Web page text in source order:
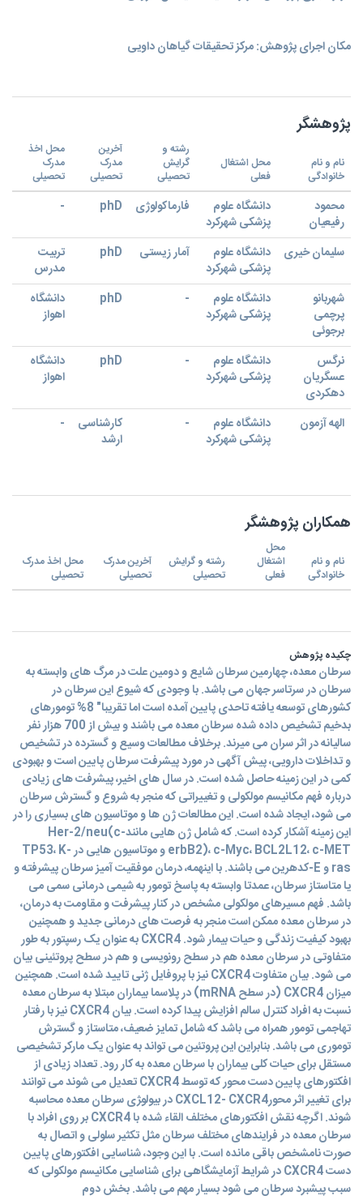
مکان اجرای پژوهش: مرکز تحقیقات گیاهان داویی
پژوهشگر
نام و نام
خانوادگی
محل اشتغال
فعلی
رشته و
گرایش
تحصیلی
آخرین
مدرک
تحصیلی
محل اخذ
مدرک
تحصیلی
محمود
رفیعیان
دانشگاه علوم
پزشکی شهرکرد
فارماکولوژی phD
-
سلیمان خیری
دانشگاه علوم
پزشکی شهرکرد
آمار زیستی phD
تربیت
مدرس
شهربانو
پرچمی
برجوئی
دانشگاه علوم
پزشکی شهرکرد
-
phD
دانشگاه
اهواز
نرگس
عسگریان
دهکردی
دانشگاه علوم
پزشکی شهرکرد
-
phD
دانشگاه
اهواز
الهه آزمون
دانشگاه علوم
پزشکی شهرکرد
-
کارشناسی
ارشد
-
همکاران پژوهشگر
نام و نام
خانوادگی
محل
اشتغال
فعلی
رشته و گرایش
تحصیلی
آخرین مدرک
تحصیلی
محل اخذ مدرک
تحصیلی
چکیده پژوهش
سرطان معده، چهارمین سرطان شایع و دومین علت در مرگ های وابسته به
سرطان در سرتاسر جهان می باشد. با وجودی که شیوع این سرطان در
کشورهای توسعه یافته تاحدی پایین آمده است اما تقریبا" 8% تومورهای
بدخیم تشخیص داده شده سرطان معده می باشند و بیش از 700 هزار نفر
سالیانه در اثر سران می میرند. برخلاف مطالعات وسیع و گسترده در تشخیص
و تداخلات دارویی، پیش آگهی در مورد پیشرفت سرطان پایین است و بهبودی
کمی در این زمینه حاصل شده است. در سال های اخیر، پیشرفت های زیادی
درباره فهم مکانیسم مولکولی و تغییراتی که منجر به شروع و گسترش سرطان
می شود، ایجاد شده است. این مطالعات ژن ها و موتاسیون های بسیاری را در
این زمینه آشکار کرده است. که شامل ژن هایی مانندHer-2/neu(c-
erbB2)، c-Myc، BCL2L12، c-MET و موتاسیون هایی در TP53، K-
ras و E-کدهرین می باشند. با اینهمه، درمان موفقیت آمیز سرطان پیشرفته و
یا متاستاز سرطان، عمدتا وابسته به پاسخ تومور به شیمی درمانی سمی می
باشد. فهم مسیرهای مولکولی مشخص در کنار پیشرفت و مقاومت به درمان،
در سرطان معده ممکن است منجر به فرصت های درمانی جدید و همچنین
بهبود کیفیت زندگی و حیات بیمار شود. CXCR4 به عنوان یک رسپتور به طور
متفاوتی در سرطان معده هم در سطح رونویسی و هم در سطح پروتئینی بیان
می شود. بیان متفاوت CXCR4 نیز با پروفایل ژنی تایید شده است. همچنین
میزان CXCR4 (در سطح mRNA) در پلاسما بیماران مبتلا به سرطان معده
نسبت به افراد کنترل سالم افزایش پیدا کرده است. بیان CXCR4 نیز با رفتار
تهاجمی تومور همراه می باشد که شامل تمایز ضعیف، متاستاز و گسترش
توموری می باشد. بنابراین این پروتئین می تواند به عنوان یک مارکر تشخیصی
مستقل برای حیات کلی بیماران با سرطان معده به کار رود. تعداد زیادی از
افکتورهای پایین دست محور که توسط CXCR4 تعدیل می شوند می توانند
برای تغییر اثر محورCXCL12- CXCR4 در بیولو‍ژی سرطان معده محاسبه
شوند. اگرچه نقش افکتورهای مختلف القاء شده با CXCR4 بر روی افراد با
سرطان معده در فرایندهای مختلف سرطان مثل تکثیر سلولی و اتصال به
صورت نامشخص باقی مانده است. با این وجود، شناسایی افکتورهای پایین
دست CXCR4 در شرایط آزمایشگاهی برای شناسایی مکانیسم مولکولی که
سبب پیشبرد سرطان می شود بسیار مهم می باشد. بخش دوم